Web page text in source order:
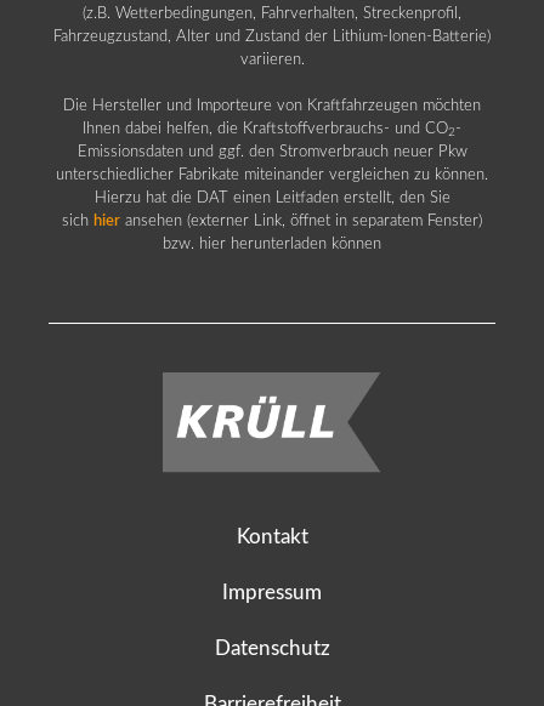
(z.B. Wetterbedingungen, Fahrverhalten, Streckenprofil,
Fahrzeugzustand, Alter und Zustand der Lithium-Ionen-Batterie)
variieren.
Die Hersteller und Importeure von Kraftfahrzeugen möchten
Ihnen dabei helfen, die Kraftstoffverbrauchs- und CO2 -
Emissionsdaten und ggf. den Stromverbrauch neuer Pkw
unterschiedlicher Fabrikate miteinander vergleichen zu können.
Hierzu hat die DAT einen Leitfaden erstellt, den Sie
sich hier ansehen (externer Link, öffnet in separatem Fenster)
bzw. hier herunterladen können
Kontakt
Impressum
Datenschutz